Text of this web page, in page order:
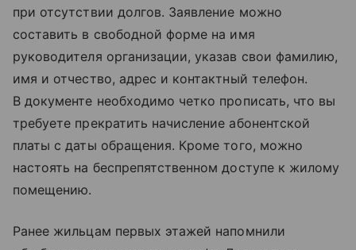
при отсутствии долгов. Заявление можно
составить в свободной форме на имя
руководителя организации, указав свои фамилию,
имя и отчество, адрес и контактный телефон.
В документе необходимо четко прописать, что вы
требуете прекратить начисление абонентской
платы с даты обращения. Кроме того, можно
настоять на беспрепятственном доступе к жилому
помещению.
Ранее жильцам первых этажей напомнили